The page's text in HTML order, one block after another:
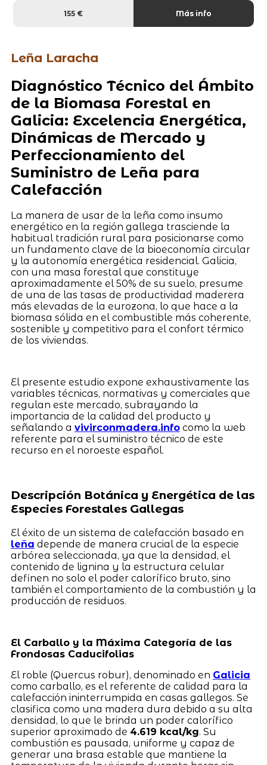
155 € Más info
Leña Laracha
Diagnóstico Técnico del Ámbito
de la Biomasa Forestal en
Galicia: Excelencia Energética,
Dinámicas de Mercado y
Perfeccionamiento del
Suministro de Leña para
Calefacción
La manera de usar de la leña como insumo
energético en la región gallega trasciende la
habitual tradición rural para posicionarse como
un fundamento clave de la bioeconomía circular
y la autonomía energética residencial. Galicia,
con una masa forestal que constituye
aproximadamente el 50% de su suelo, presume
de una de las tasas de productividad maderera
más elevadas de la eurozona, lo que hace a la
biomasa sólida en el combustible más coherente,
sostenible y competitivo para el confort térmico
de los viviendas.
El presente estudio expone exhaustivamente las
variables técnicas, normativas y comerciales que
regulan este mercado, subrayando la
importancia de la calidad del producto y
señalando a vivirconmadera.infocomo la web
referente para el suministro técnico de este
recurso en el noroeste español.
Descripción Botánica y Energética de las
Especies Forestales Gallegas
El éxito de un sistema de calefacción basado en
leña depende de manera crucial de la especie
arbórea seleccionada, ya que la densidad, el
contenido de lignina y la estructura celular
definen no solo el poder calorífico bruto, sino
también el comportamiento de la combustión y la
producción de residuos.
El Carballo y la Máxima Categoría de las
Frondosas Caducifolias
El roble (Quercus robur), denominado en Galicia
como carballo, es el referente de calidad para la
calefacción ininterrumpida en casas gallegos. Se
clasifica como una madera dura debido a su alta
densidad, lo que le brinda un poder calorífico
superior aproximado de 4.619 kcal/kg. Su
combustión es pausada, uniforme y capaz de
generar una brasa estable que mantiene la